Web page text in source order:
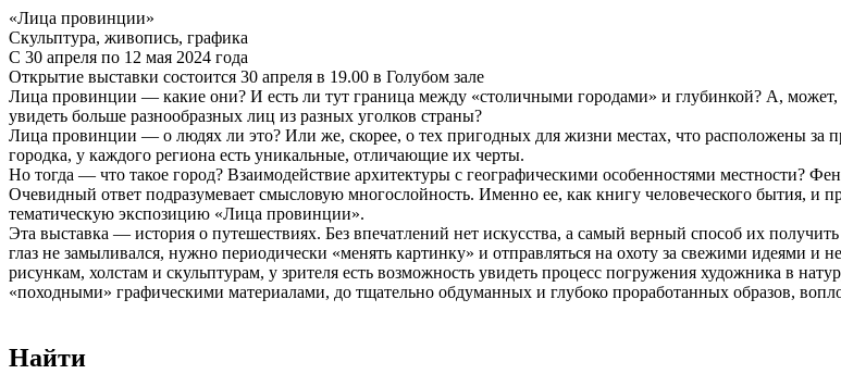
«Лица провинции»
Скульптура, живопись, графика
С 30 апреля по 12 мая 2024 года
Открытие выставки состоится 30 апреля в 19.00 в Голубом зале
Лица провинции — какие они? И есть ли тут граница между «столичными городами» и глубинкой? А, может,
увидеть больше разнообразных лиц из разных уголков страны?
Лица провинции — о людях ли это? Или же, скорее, о тех пригодных для жизни местах, что расположены
городка, у каждого региона есть уникальные, отличающие их черты.
Но тогда — что такое город? Взаимодействие архитектуры с географическими особенностями местности?
Очевидный ответ подразумевает смысловую многослойность. Именно ее, как книгу человеческого бытия, и
тематическую экспозицию «Лица провинции».
Эта выставка — история о путешествиях. Без впечатлений нет искусства, а самый верный способ их
глаз не замыливался, нужно периодически «менять картинку» и отправляться на охоту за свежими идеями
рисункам, холстам и скульптурам, у зрителя есть возможность увидеть процесс погружения художника в
«походными» графическими материалами, до тщательно обдуманных и глубоко проработанных образов,
Найти